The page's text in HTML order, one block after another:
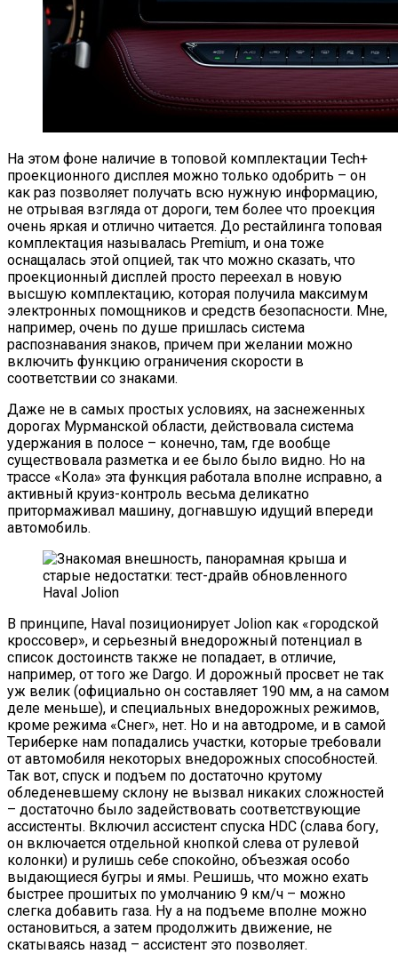
На этом фоне наличие в топовой комплектации Tech+
проекционного дисплея можно только одобрить – он
как раз позволяет получать всю нужную информацию,
не отрывая взгляда от дороги, тем более что проекция
очень яркая и отлично читается. До рестайлинга топовая
комплектация называлась Premium, и она тоже
оснащалась этой опцией, так что можно сказать, что
проекционный дисплей просто переехал в новую
высшую комплектацию, которая получила максимум
электронных помощников и средств безопасности. Мне,
например, очень по душе пришлась система
распознавания знаков, причем при желании можно
включить функцию ограничения скорости в
соответствии со знаками.
Даже не в самых простых условиях, на заснеженных
дорогах Мурманской области, действовала система
удержания в полосе – конечно, там, где вообще
существовала разметка и ее было было видно. Но на
трассе «Кола» эта функция работала вполне исправно, а
активный круиз-контроль весьма деликатно
притормаживал машину, догнавшую идущий впереди
автомобиль.
В принципе, Haval позиционирует Jolion как «городской
кроссовер», и серьезный внедорожный потенциал в
список достоинств также не попадает, в отличие,
например, от того же Dargo. И дорожный просвет не так
уж велик (официально он составляет 190 мм, а на самом
деле меньше), и специальных внедорожных режимов,
кроме режима «Снег», нет. Но и на автодроме, и в самой
Териберке нам попадались участки, которые требовали
от автомобиля некоторых внедорожных способностей.
Так вот, спуск и подъем по достаточно крутому
обледеневшему склону не вызвал никаких сложностей
– достаточно было задействовать соответствующие
ассистенты. Включил ассистент спуска HDC (слава богу,
он включается отдельной кнопкой слева от рулевой
колонки) и рулишь себе спокойно, объезжая особо
выдающиеся бугры и ямы. Решишь, что можно ехать
быстрее прошитых по умолчанию 9 км/ч – можно
слегка добавить газа. Ну а на подъеме вполне можно
остановиться, а затем продолжить движение, не
скатываясь назад – ассистент это позволяет.